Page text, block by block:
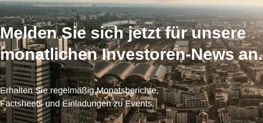
Melden Sie sich jetzt für unsere
monatlichen Investoren-News an.
Erhalten Sie regelmäßig Monatsberichte,
Factsheets und Einladungen zu Events.